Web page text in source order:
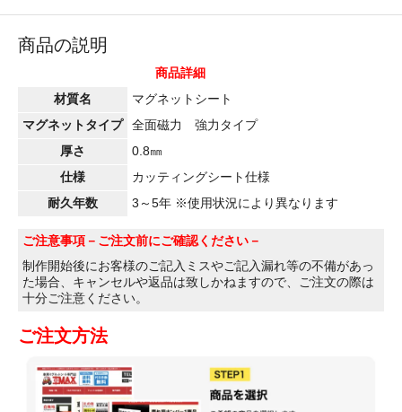
商品の説明
商品詳細
材質名
マグネットシート
マグネットタイプ
全面磁力 強力タイプ
厚さ
0.8㎜
仕様
カッティングシート仕様
耐久年数
3～5年 ※使用状況により異なります
ご注意事項 －ご注文前にご確認ください－
制作開始後にお客様のご記入ミスやご記入漏れ等の不備があっ
た場合、キャンセルや返品は致しかねますので、ご注文の際は
十分ご注意ください。
ご注文方法